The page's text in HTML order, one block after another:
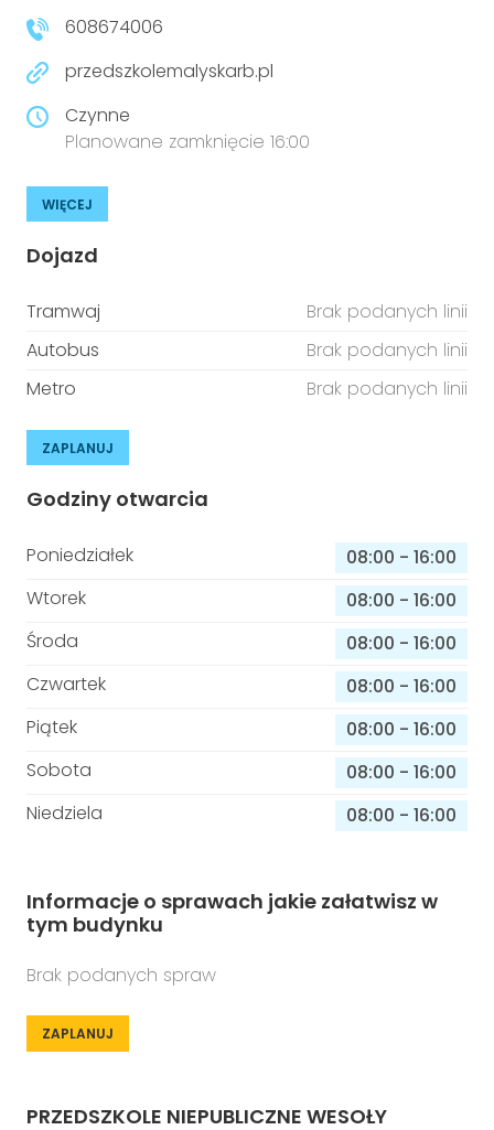
608674006
przedszkolemalyskarb.pl
Czynne
Planowane zamknięcie 16:00
WIĘCEJ
Dojazd
Tramwaj
Brak podanych linii
Autobus
Brak podanych linii
Metro
Brak podanych linii
ZAPLANUJ
Godziny otwarcia
Poniedziałek 08:00 - 16:00
Wtorek
08:00 - 16:00
Środa
08:00 - 16:00
Czwartek
08:00 - 16:00
Piątek
08:00 - 16:00
Sobota
08:00 - 16:00
Niedziela
08:00 - 16:00
Informacje o sprawach jakie załatwisz w
tym budynku
Brak podanych spraw
ZAPLANUJ
PRZEDSZKOLE NIEPUBLICZNE WESOŁY